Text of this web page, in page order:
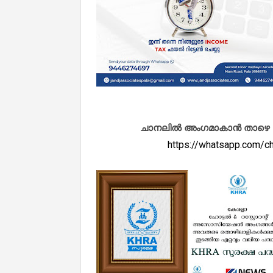
ചാനലിൽ അംഗമാകാൻ താഴെ
https://whatsapp.com/